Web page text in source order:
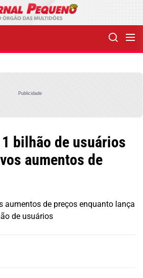
Publicidade
bilhão de usuários
aumentos de
aumentos de preços enquanto lança
de usuários